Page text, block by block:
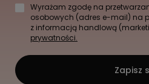
Wyrażam zgodę na
osobowych (adres e-mail) na
z informacją handlową
prywatności.
Zapisz